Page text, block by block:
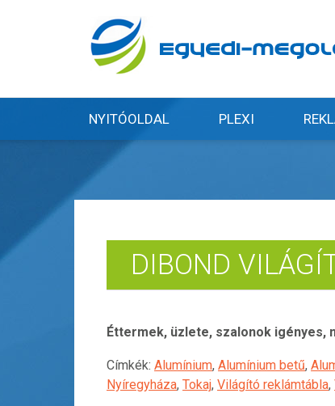
NYITÓOLDAL PLEXI
DIBOND
Éttermek, üzlete, szalonok igényes,
Címkék: Alumínium, Alumínium betű,
Nyíregyháza, Tokaj, Világító reklámtábla,